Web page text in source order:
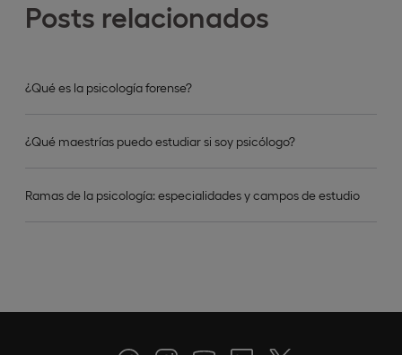
Posts relacionados
¿Qué es la psicología forense?
¿Qué maestrías puedo estudiar si soy psicólogo?
Ramas de la psicología: especialidades y campos de estudio